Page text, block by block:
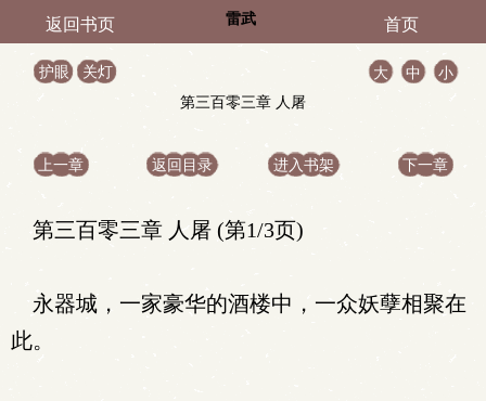
返回书页 雷武 首页
护眼 关灯 大 中
小
第三百零三章 人屠
上一章 返回目录 进入书架 下一章
第三百零三章 人屠 (第1/3页)
永器城，一家豪华的酒楼中，一众妖孽相聚在
此。